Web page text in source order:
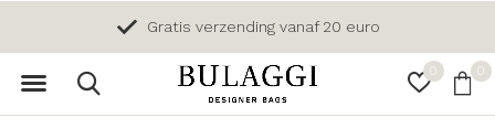
0 0
Gratis verzending vanaf 20 euro